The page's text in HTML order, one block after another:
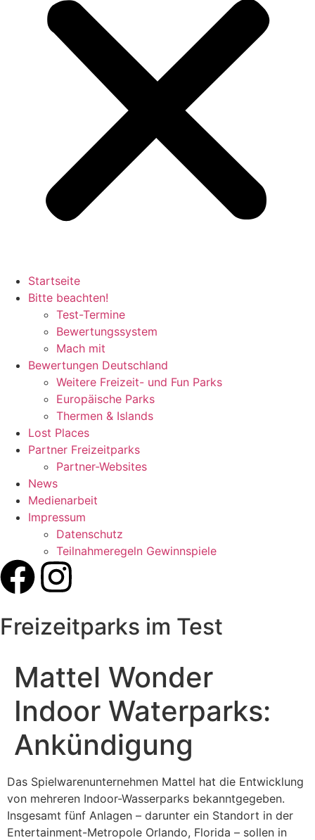
Startseite
Bitte beachten!
Test-Termine
Bewertungssystem
Mach mit
Bewertungen Deutschland
Weitere Freizeit- und Fun Parks
Europäische Parks
Thermen & Islands
Lost Places
Partner Freizeitparks
Partner-Websites
News
Medienarbeit
Impressum
Datenschutz
Teilnahmeregeln Gewinnspiele
Freizeitparks im Test
Mattel Wonder
Indoor Waterparks:
Ankündigung
Das Spielwarenunternehmen Mattel hat die Entwicklung
von mehreren Indoor-Wasserparks bekanntgegeben.
Insgesamt fünf Anlagen – darunter ein Standort in der
Entertainment-Metropole Orlando, Florida – sollen in